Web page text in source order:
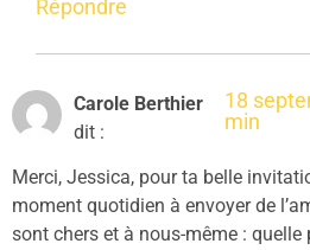
Répondre
Carole Berthier
dit :
18
min
Merci, Jessica, pour ta belle
moment quotidien à envoyer de
sont chers et à nous-même :